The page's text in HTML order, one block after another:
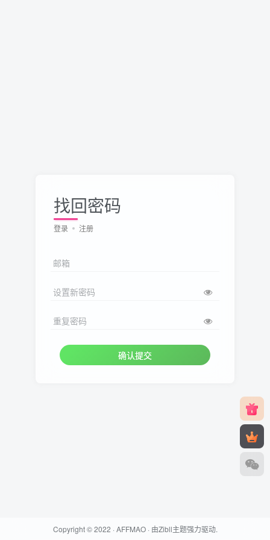
找回密码
登录 注册
邮箱
设置新密码
重复密码
确认提交
Copyright © 2022 · AFFMAO· 由Zibll主题强力驱动.